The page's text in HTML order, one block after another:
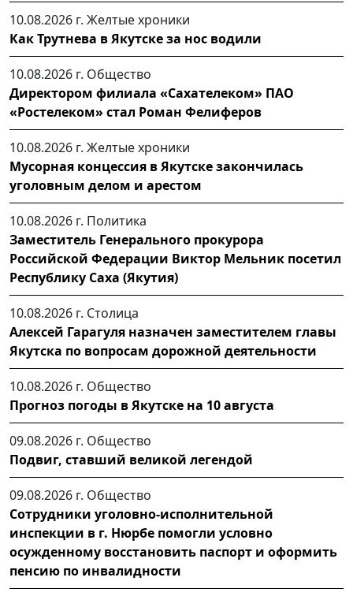
10.08.2026 г. Желтые хроники
Как Трутнева в Якутске за нос водили
10.08.2026 г. Общество
Директором филиала «Сахателеком» ПАО
«Ростелеком» стал Роман Фелиферов
10.08.2026 г. Желтые хроники
Мусорная концессия в Якутске закончилась
уголовным делом и арестом
10.08.2026 г. Политика
Заместитель Генерального прокурора
Российской Федерации Виктор Мельник посетил
Республику Саха (Якутия)
10.08.2026 г. Столица
Алексей Гарагуля назначен заместителем главы
Якутска по вопросам дорожной деятельности
10.08.2026 г. Общество
Прогноз погоды в Якутске на 10 августа
09.08.2026 г. Общество
Подвиг, ставший великой легендой
09.08.2026 г. Общество
Сотрудники уголовно-исполнительной
инспекции в г. Нюрбе помогли условно
осужденному восстановить паспорт и оформить
пенсию по инвалидности